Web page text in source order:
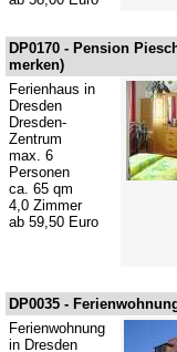
DP0170 - Pension
merken)
Ferienhaus in
Dresden
Dresden-
Zentrum
max. 6
Personen
ca. 65 qm
4,0 Zimmer
ab 59,50 Euro
DP0035 -
Ferienwohnung
in Dresden